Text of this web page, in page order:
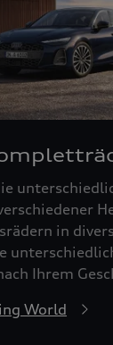
in
Ihrem
World